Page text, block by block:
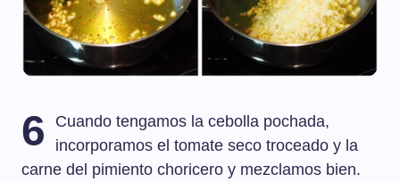
6
Cuando tengamos la cebolla pochada,
incorporamos el tomate seco troceado y la
carne del pimiento choricero y mezclamos bien.